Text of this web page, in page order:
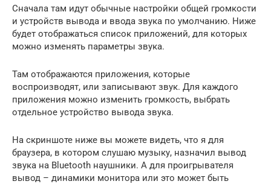
Сначала там идут обычные настройки общей громкости
и устройств вывода и ввода звука по умолчанию. Ниже
будет отображаться список приложений, для которых
можно изменять параметры звука.
Там отображаются приложения, которые
воспроизводят, или записывают звук. Для каждого
приложения можно изменить громкость, выбрать
отдельное устройство вывода звука.
На скриншоте ниже вы можете видеть, что я для
браузера, в котором слушаю музыку, назначил вывод
звука на Bluetooth наушники. А для проигрывателя
вывод – динамики монитора или это может быть